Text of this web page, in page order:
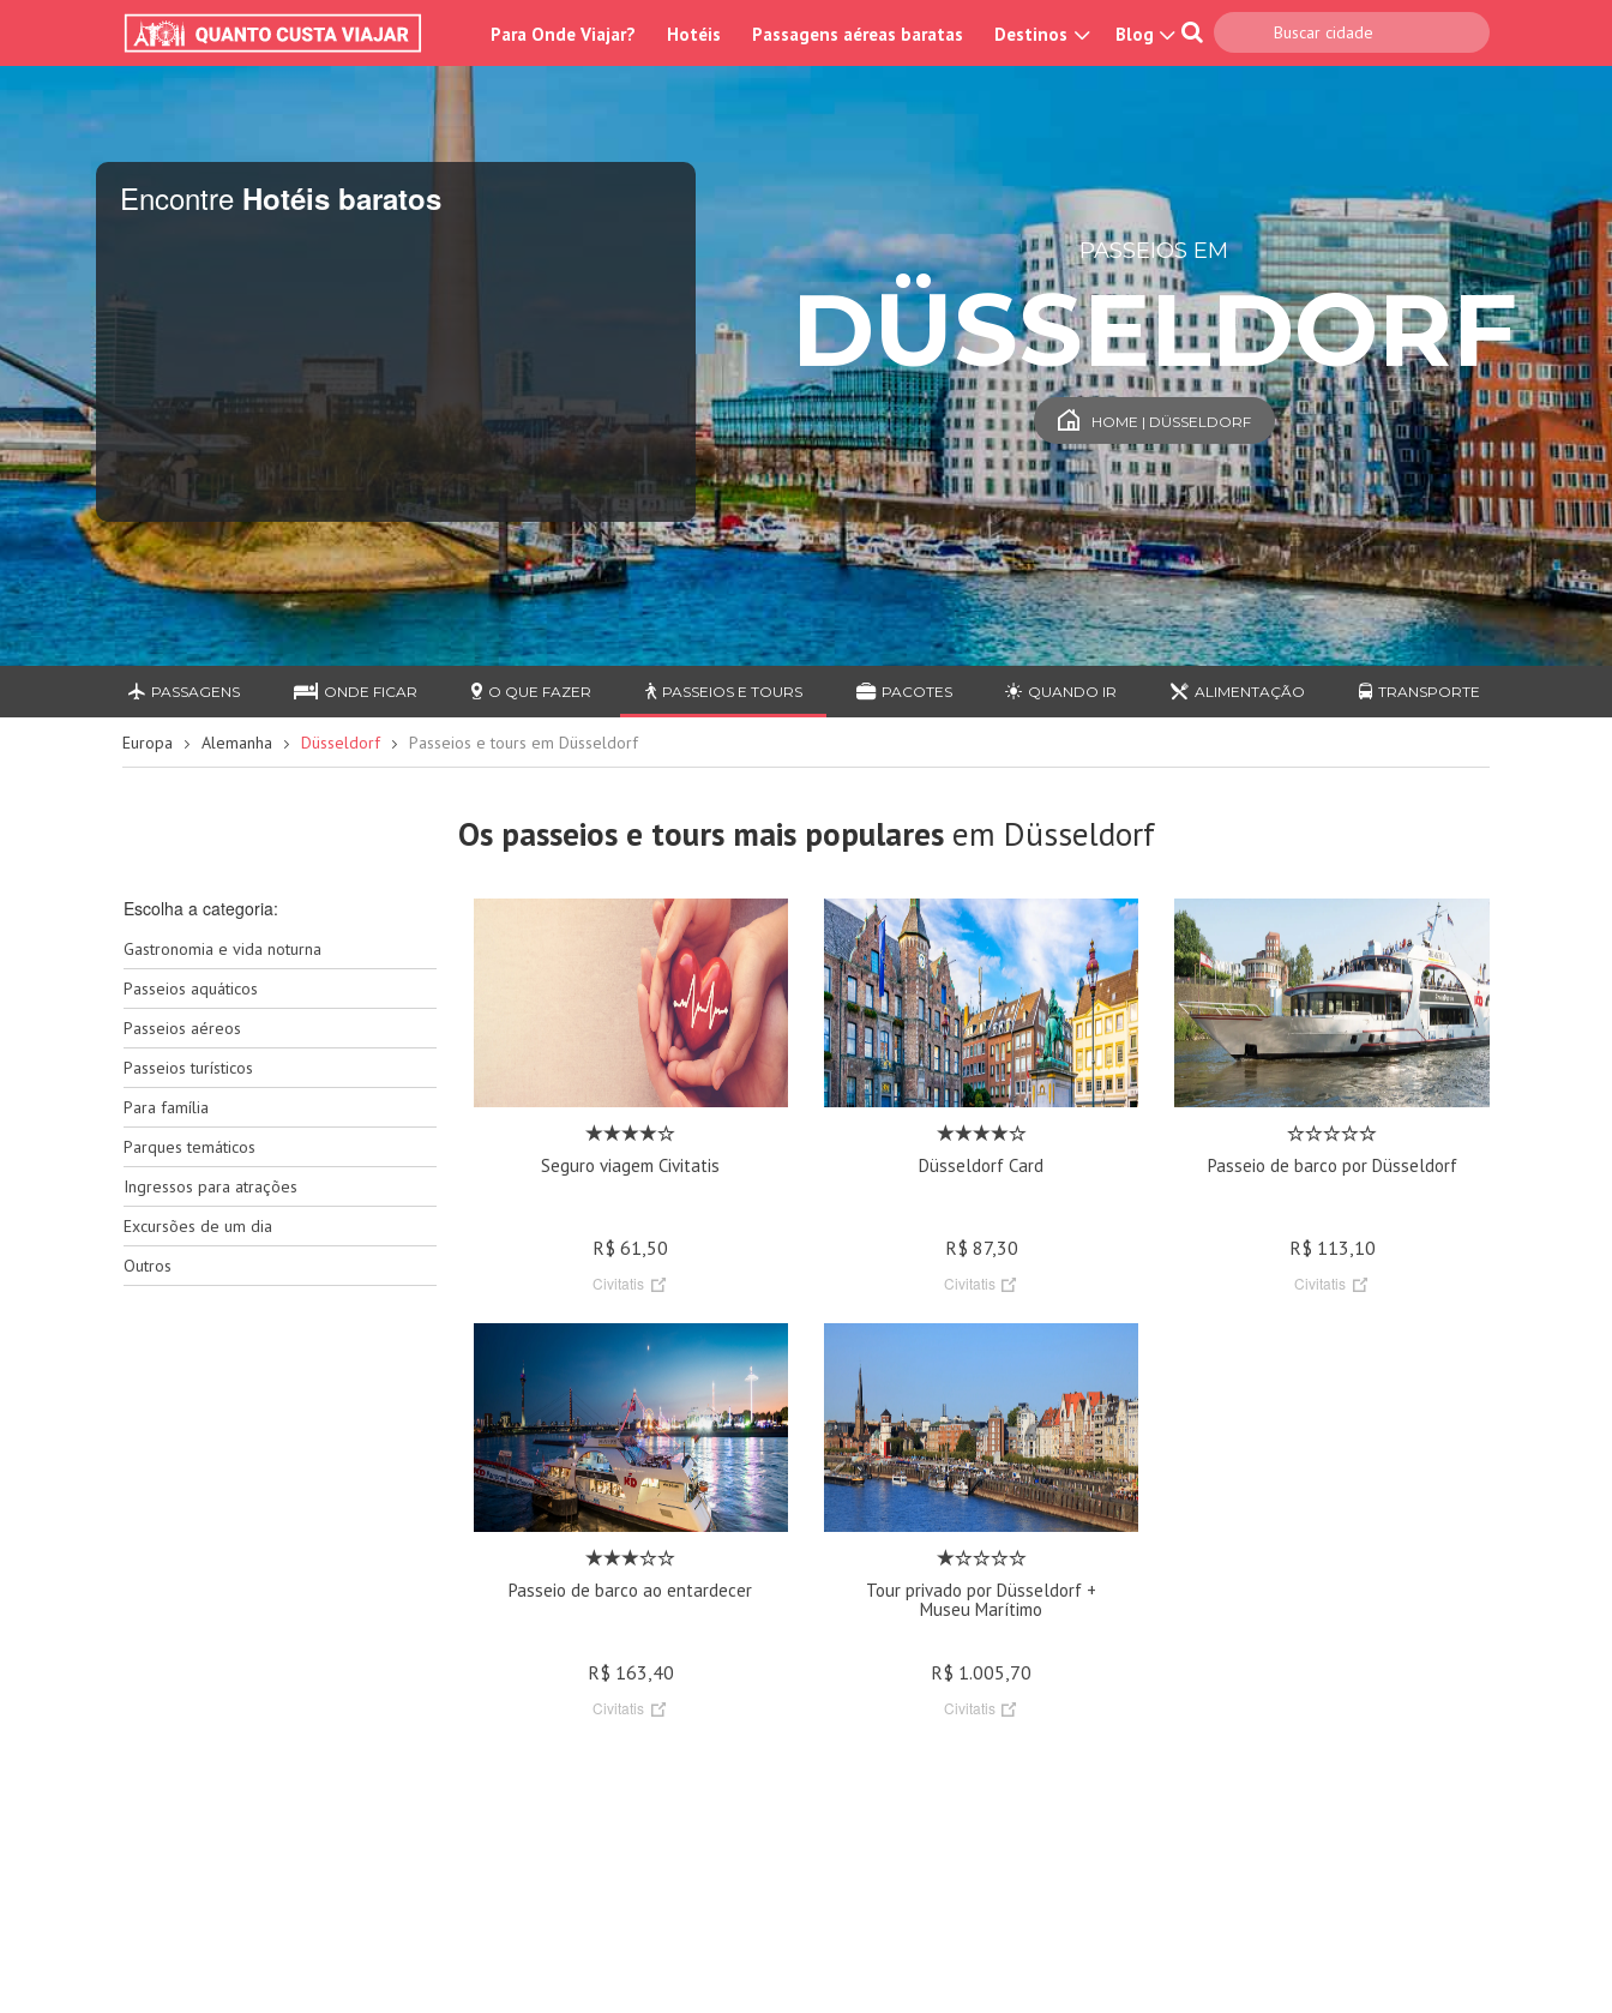
Para Onde Viajar? Hotéis Passagens aéreas baratas Destinos Blog
Encontre Hotéis baratos
PASSEIOS EM
DÜSSELDORF
HOME | DÜSSELDORF
PASSAGENS ONDE FICAR O QUE FAZER PASSEIOS E TOURS PACOTES QUANDO IR ALIMENTAÇÃO TRANSPORTE
Europa Alemanha Düsseldorf Passeios e tours em Düsseldorf
Os passeios e tours mais popularesem Düsseldorf
Escolha a categoria:
Gastronomia e vida noturna
Passeios aquáticos
Passeios aéreos
Passeios turísticos
Para família
Parques temáticos
Ingressos para atrações
Excursões de um dia
Outros
Seguro viagem Civitatis
R$ 61,50
Civitatis
Düsseldorf Card
R$ 87,30
Civitatis
Passeio de barco por Düsseldorf
R$ 113,10
Civitatis
Passeio de barco ao entardecer
R$ 163,40
Civitatis
Tour privado por Düsseldorf +
Museu Marítimo
R$ 1.005,70
Civitatis